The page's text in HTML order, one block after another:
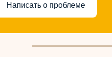
Написать о проблеме